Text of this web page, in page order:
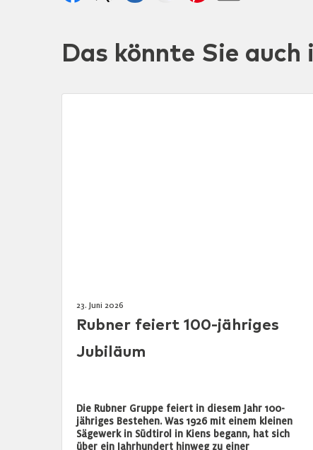
Das könnte Sie auch
23. Juni 2026
Rubner feiert 100-jähriges
Jubiläum
Die Rubner Gruppe feiert in diesem Jahr 100-
jähriges Bestehen. Was 1926 mit einem kleinen
Sägewerk in Südtirol in Kiens begann, hat sich
über ein Jahrhundert hinweg zu einer